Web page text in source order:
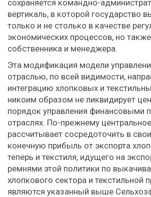
сохраняется командно-
вертикаль, в которой государство
только и не столько в качестве
экономических процессов, но
собственника и менеджера.
Эта модификация модели
отраслью, по всей видимости,
интеграцию хлопковых и
никоим образом не ликвидирует
порядок управления финансовыми
отраслях. По-прежнему
рассчитывает сосредоточить в
конечную прибыль от экспорта
теперь и текстиля, идущего на
ремнями этой политики по
хлопкового сектора и текстильной
являются указанный выше